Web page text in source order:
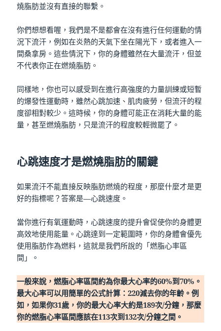
燒脂肪並沒有直接的聯繫。
你們想想看喔，我們是不是都會在沒有進行任何運動的情
況下流汗，例如在炎熱的天氣下坐在陽光下，或者進入一
間桑拿房。這些情況下，你的身體雖然在大量流汗，但並
不代表你正在燃燒脂肪。
同樣地，你也可以感受到在進行高強度的力量訓練或短暫
的爆發性運動時，雖然心跳加速、肌肉疲勞，但流汗的程
度卻相對較少。這時候，你的身體可能正在消耗大量的能
量，甚至燃燒脂肪，只是流汗的程度較輕微罷了。
心跳速度才是燃燒脂肪的關鍵
如果流汗不能直接反映脂肪燃燒的程度，那麼什麼才是更
好的指標呢？答案是—心跳速度。
當你進行有氧運動時，心跳速度的提升會促使你的身體更
高效地使用能量。心跳達到一定範圍時，你的身體會優先
使用脂肪作為燃料，這就是我們所說的「燃脂心率區
間」。
一般來說，燃脂心率區間約為你最大心率的60%到70%。
最大心率可以用簡單的公式計算：220減去你的年齡。例
如，如果你31歲，你的最大心率大約是189次/分鐘，那麼
你的燃脂心率區間應該在113次到132次/分鐘之間。